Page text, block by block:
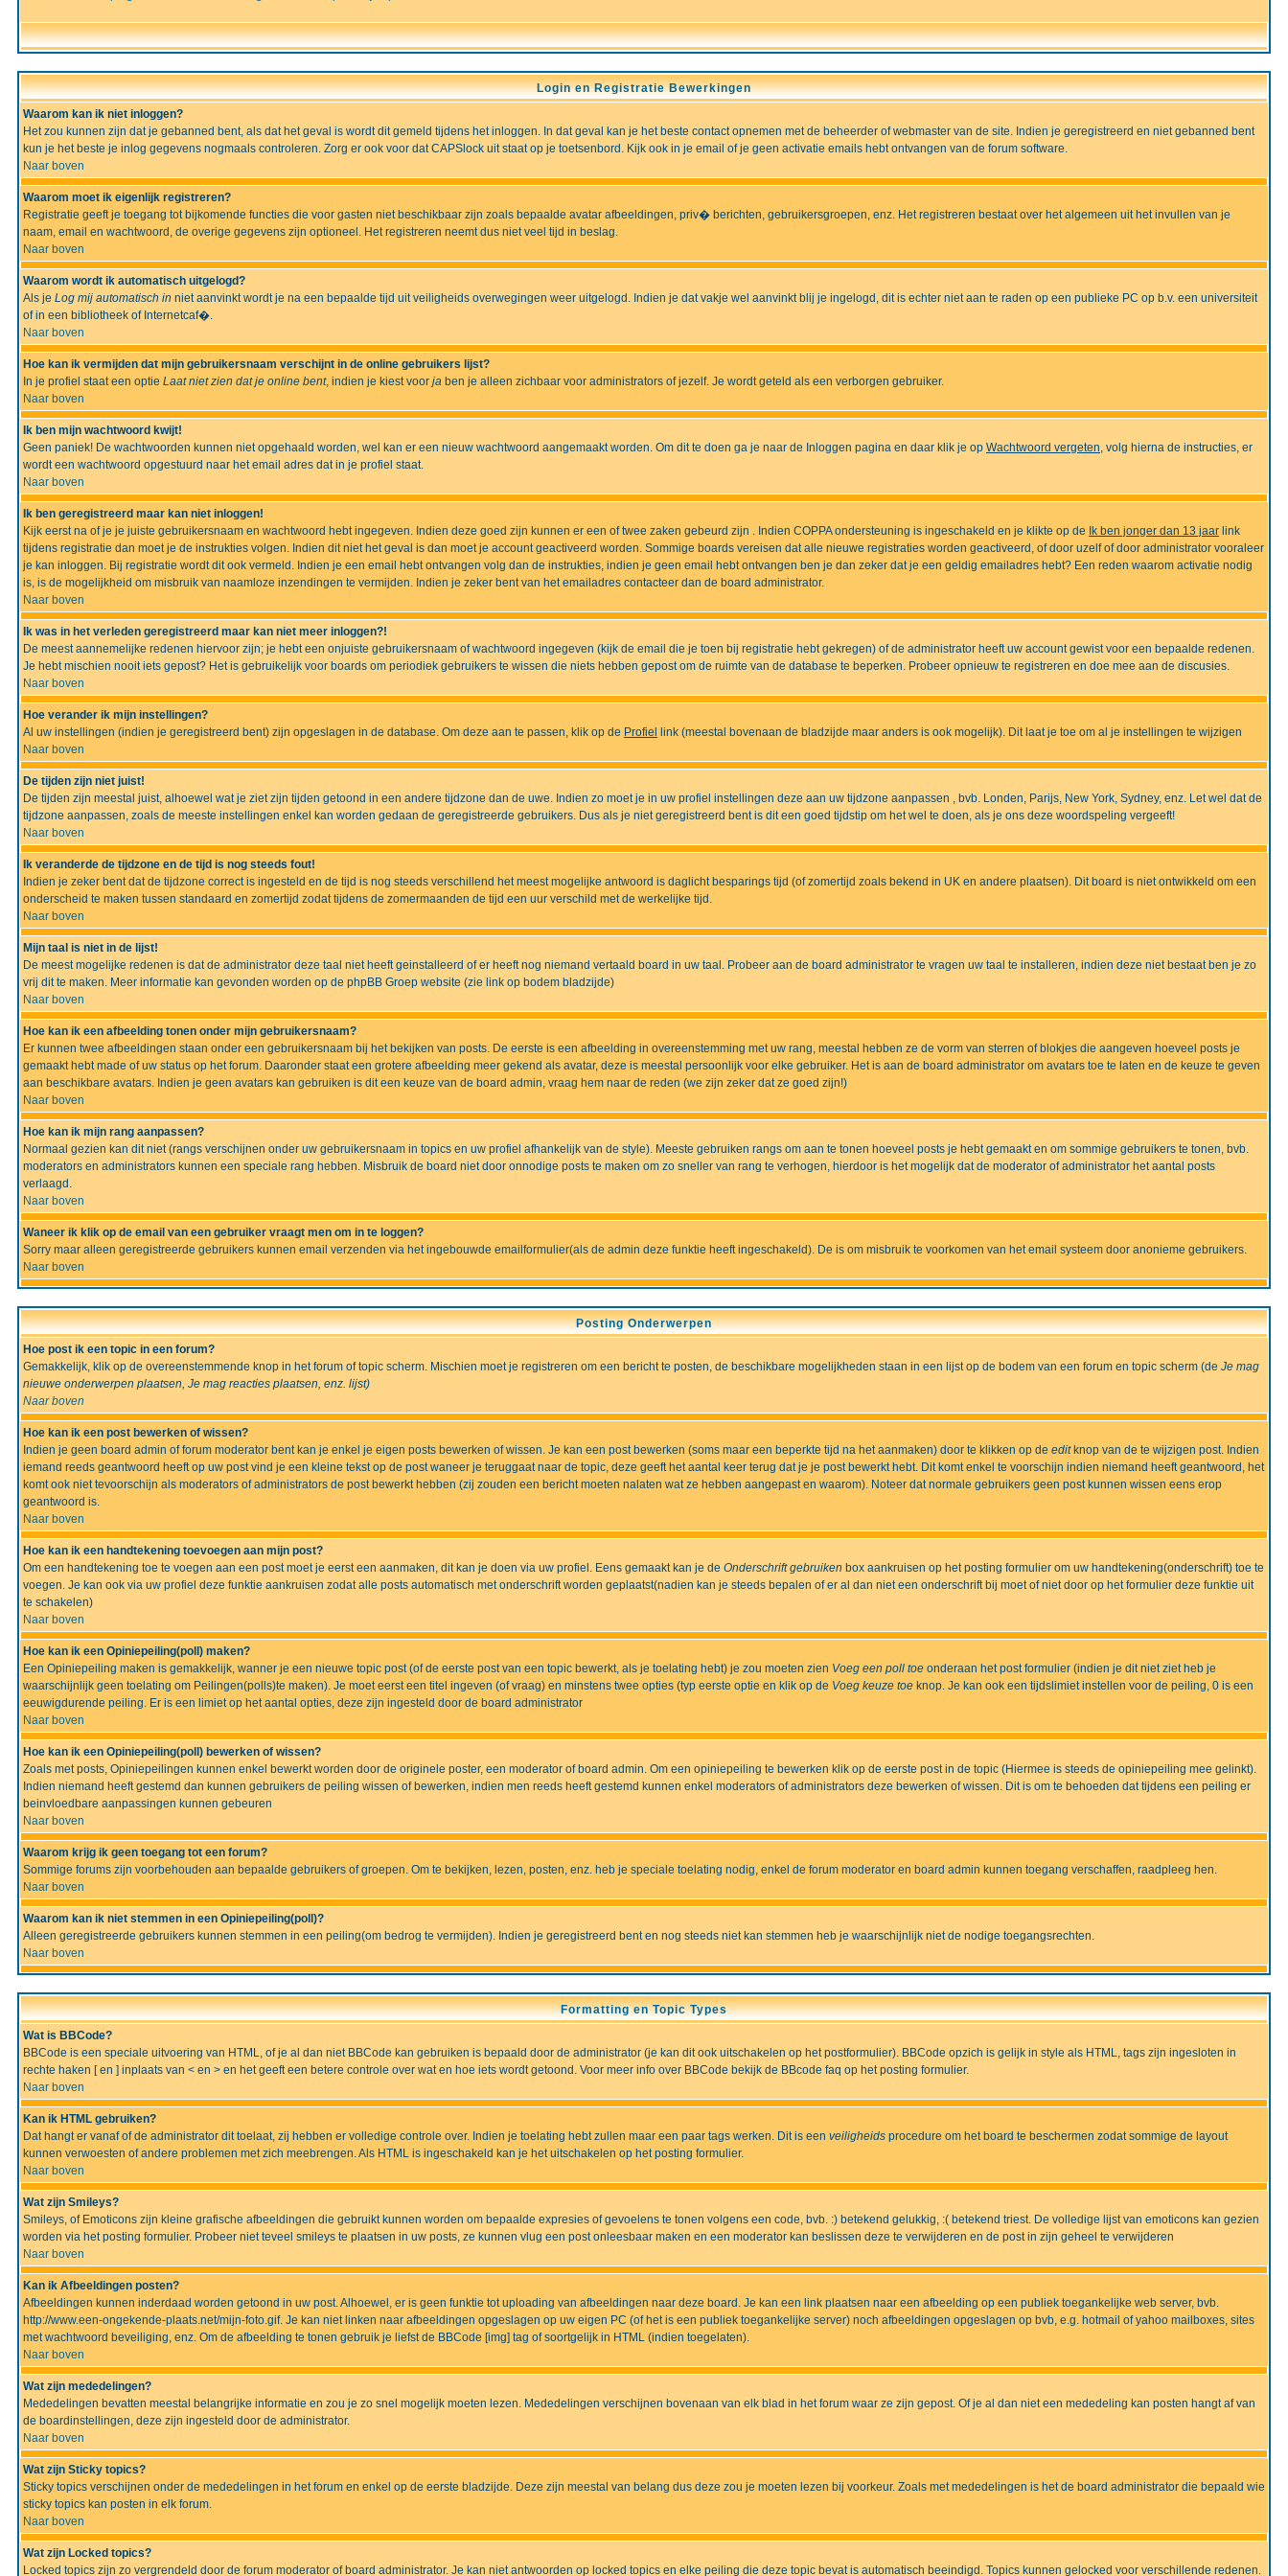
Login en Registratie Bewerkingen
Waarom kan ik niet inloggen?
Het zou kunnen zijn dat je gebanned bent, als dat het geval is wordt dit gemeld tijdens het inloggen. In dat geval kan je het beste contact opnemen met de beheerder of webmaster van de site. Indien je geregistreerd en niet gebanned bent
kun je het beste je inlog gegevens nogmaals controleren. Zorg er ook voor dat CAPSlock uit staat op je toetsenbord. Kijk ook in je email of je geen activatie emails hebt ontvangen van de forum software.
Naar boven
Waarom moet ik eigenlijk registreren?
Registratie geeft je toegang tot bijkomende functies die voor gasten niet beschikbaar zijn zoals bepaalde avatar afbeeldingen, priv� berichten, gebruikersgroepen, enz. Het registreren bestaat over het algemeen uit het invullen van je
naam, email en wachtwoord, de overige gegevens zijn optioneel. Het registreren neemt dus niet veel tijd in beslag.
Naar boven
Waarom wordt ik automatisch uitgelogd?
Als je Log mij automatisch in niet aanvinkt wordt je na een bepaalde tijd uit veiligheids overwegingen weer uitgelogd. Indien je dat vakje wel aanvinkt blij je ingelogd, dit is echter niet aan te raden op een publieke PC op b.v. een universiteit
of in een bibliotheek of Internetcaf�.
Naar boven
Hoe kan ik vermijden dat mijn gebruikersnaam verschijnt in de online gebruikers lijst?
In je profiel staat een optie Laat niet zien dat je online bent, indien je kiest voor ja ben je alleen zichbaar voor administrators of jezelf. Je wordt geteld als een verborgen gebruiker.
Naar boven
Ik ben mijn wachtwoord kwijt!
Geen paniek! De wachtwoorden kunnen niet opgehaald worden, wel kan er een nieuw wachtwoord aangemaakt worden. Om dit te doen ga je naar de Inloggen pagina en daar klik je op Wachtwoord vergeten, volg hierna de instructies, er
wordt een wachtwoord opgestuurd naar het email adres dat in je profiel staat.
Naar boven
Ik ben geregistreerd maar kan niet inloggen!
Kijk eerst na of je je juiste gebruikersnaam en wachtwoord hebt ingegeven. Indien deze goed zijn kunnen er een of twee zaken gebeurd zijn . Indien COPPA ondersteuning is ingeschakeld en je klikte op de Ik ben jonger dan 13 jaar link
tijdens registratie dan moet je de instrukties volgen. Indien dit niet het geval is dan moet je account geactiveerd worden. Sommige boards vereisen dat alle nieuwe registraties worden geactiveerd, of door uzelf of door administrator vooraleer
je kan inloggen. Bij registratie wordt dit ook vermeld. Indien je een email hebt ontvangen volg dan de instrukties, indien je geen email hebt ontvangen ben je dan zeker dat je een geldig emailadres hebt? Een reden waarom activatie nodig
is, is de mogelijkheid om misbruik van naamloze inzendingen te vermijden. Indien je zeker bent van het emailadres contacteer dan de board administrator.
Naar boven
Ik was in het verleden geregistreerd maar kan niet meer inloggen?!
De meest aannemelijke redenen hiervoor zijn; je hebt een onjuiste gebruikersnaam of wachtwoord ingegeven (kijk de email die je toen bij registratie hebt gekregen) of de administrator heeft uw account gewist voor een bepaalde redenen.
Je hebt mischien nooit iets gepost? Het is gebruikelijk voor boards om periodiek gebruikers te wissen die niets hebben gepost om de ruimte van de database te beperken. Probeer opnieuw te registreren en doe mee aan de discusies.
Naar boven
Hoe verander ik mijn instellingen?
Al uw instellingen (indien je geregistreerd bent) zijn opgeslagen in de database. Om deze aan te passen, klik op de Profiel
link (meestal bovenaan de bladzijde maar anders is ook mogelijk). Dit laat je toe om al je instellingen te wijzigen
Naar boven
De tijden zijn niet juist!
De tijden zijn meestal juist, alhoewel wat je ziet zijn tijden getoond in een andere tijdzone dan de uwe. Indien zo moet je in uw profiel instellingen deze aan uw tijdzone aanpassen , bvb. Londen, Parijs, New York, Sydney, enz. Let wel dat de
tijdzone aanpassen, zoals de meeste instellingen enkel kan worden gedaan de geregistreerde gebruikers. Dus als je niet geregistreerd bent is dit een goed tijdstip om het wel te doen, als je ons deze woordspeling vergeeft!
Naar boven
Ik veranderde de tijdzone en de tijd is nog steeds fout!
Indien je zeker bent dat de tijdzone correct is ingesteld en de tijd is nog steeds verschillend het meest mogelijke antwoord is daglicht besparings tijd (of zomertijd zoals bekend in UK en andere plaatsen). Dit board is niet ontwikkeld om een
onderscheid te maken tussen standaard en zomertijd zodat tijdens de zomermaanden de tijd een uur verschild met de werkelijke tijd.
Naar boven
Mijn taal is niet in de lijst!
De meest mogelijke redenen is dat de administrator deze taal niet heeft geinstalleerd of er heeft nog niemand vertaald board in uw taal. Probeer aan de board administrator te vragen uw taal te installeren, indien deze niet bestaat ben je zo
vrij dit te maken. Meer informatie kan gevonden worden op de phpBB Groep website (zie link op bodem bladzijde)
Naar boven
Hoe kan ik een afbeelding tonen onder mijn gebruikersnaam?
Er kunnen twee afbeeldingen staan onder een gebruikersnaam bij het bekijken van posts. De eerste is een afbeelding in overeenstemming met uw rang, meestal hebben ze de vorm van sterren of blokjes die aangeven hoeveel posts je
gemaakt hebt made of uw status op het forum. Daaronder staat een grotere afbeelding meer gekend als avatar, deze is meestal persoonlijk voor elke gebruiker. Het is aan de board administrator om avatars toe te laten en de keuze te geven
aan beschikbare avatars. Indien je geen avatars kan gebruiken is dit een keuze van de board admin, vraag hem naar de reden (we zijn zeker dat ze goed zijn!)
Naar boven
Hoe kan ik mijn rang aanpassen?
Normaal gezien kan dit niet (rangs verschijnen onder uw gebruikersnaam in topics en uw profiel afhankelijk van de style). Meeste gebruiken rangs om aan te tonen hoeveel posts je hebt gemaakt en om sommige gebruikers te tonen, bvb.
moderators en administrators kunnen een speciale rang hebben. Misbruik de board niet door onnodige posts te maken om zo sneller van rang te verhogen, hierdoor is het mogelijk dat de moderator of administrator het aantal posts
verlaagd.
Naar boven
Waneer ik klik op de email van een gebruiker vraagt men om in te loggen?
Sorry maar alleen geregistreerde gebruikers kunnen email verzenden via het ingebouwde emailformulier(als de admin deze funktie heeft ingeschakeld). De is om misbruik te voorkomen van het email systeem door anonieme gebruikers.
Naar boven
Posting Onderwerpen
Hoe post ik een topic in een forum?
Gemakkelijk, klik op de overeenstemmende knop in het forum of topic scherm. Mischien moet je registreren om een bericht te posten, de beschikbare mogelijkheden staan in een lijst op de bodem van een forum en topic scherm (de Je mag
nieuwe onderwerpen plaatsen, Je mag reacties plaatsen, enz. lijst)
Naar boven
Hoe kan ik een post bewerken of wissen?
Indien je geen board admin of forum moderator bent kan je enkel je eigen posts bewerken of wissen. Je kan een post bewerken (soms maar een beperkte tijd na het aanmaken) door te klikken op de editknop van de te wijzigen post. Indien
iemand reeds geantwoord heeft op uw post vind je een kleine tekst op de post waneer je teruggaat naar de topic, deze geeft het aantal keer terug dat je je post bewerkt hebt. Dit komt enkel te voorschijn indien niemand heeft geantwoord, het
komt ook niet tevoorschijn als moderators of administrators de post bewerkt hebben (zij zouden een bericht moeten nalaten wat ze hebben aangepast en waarom). Noteer dat normale gebruikers geen post kunnen wissen eens erop
geantwoord is.
Naar boven
Hoe kan ik een handtekening toevoegen aan mijn post?
Om een handtekening toe te voegen aan een post moet je eerst een aanmaken, dit kan je doen via uw profiel. Eens gemaakt kan je de Onderschrift gebruiken box aankruisen op het posting formulier om uw handtekening(onderschrift) toe te
voegen. Je kan ook via uw profiel deze funktie aankruisen zodat alle posts automatisch met onderschrift worden geplaatst(nadien kan je steeds bepalen of er al dan niet een onderschrift bij moet of niet door op het formulier deze funktie uit
te schakelen)
Naar boven
Hoe kan ik een Opiniepeiling(poll) maken?
Een Opiniepeiling maken is gemakkelijk, wanner je een nieuwe topic post (of de eerste post van een topic bewerkt, als je toelating hebt) je zou moeten zien Voeg een poll toe onderaan het post formulier (indien je dit niet ziet heb je
waarschijnlijk geen toelating om Peilingen(polls)te maken). Je moet eerst een titel ingeven (of vraag) en minstens twee opties (typ eerste optie en klik op de Voeg keuze toe knop. Je kan ook een tijdslimiet instellen voor de peiling, 0 is een
eeuwigdurende peiling. Er is een limiet op het aantal opties, deze zijn ingesteld door de board administrator
Naar boven
Hoe kan ik een Opiniepeiling(poll) bewerken of wissen?
Zoals met posts, Opiniepeilingen kunnen enkel bewerkt worden door de originele poster, een moderator of board admin. Om een opiniepeiling te bewerken klik op de eerste post in de topic (Hiermee is steeds de opiniepeiling mee gelinkt).
Indien niemand heeft gestemd dan kunnen gebruikers de peiling wissen of bewerken, indien men reeds heeft gestemd kunnen enkel moderators of administrators deze bewerken of wissen. Dit is om te behoeden dat tijdens een peiling er
beinvloedbare aanpassingen kunnen gebeuren
Naar boven
Waarom krijg ik geen toegang tot een forum?
Sommige forums zijn voorbehouden aan bepaalde gebruikers of groepen. Om te bekijken, lezen, posten, enz. heb je speciale toelating nodig, enkel de forum moderator en board admin kunnen toegang verschaffen, raadpleeg hen.
Naar boven
Waarom kan ik niet stemmen in een Opiniepeiling(poll)?
Alleen geregistreerde gebruikers kunnen stemmen in een peiling(om bedrog te vermijden). Indien je geregistreerd bent en nog steeds niet kan stemmen heb je waarschijnlijk niet de nodige toegangsrechten.
Naar boven
Formatting en Topic Types
Wat is BBCode?
BBCode is een speciale uitvoering van HTML, of je al dan niet BBCode kan gebruiken is bepaald door de administrator (je kan dit ook uitschakelen op het postformulier). BBCode opzich is gelijk in style als HTML, tags zijn ingesloten in
rechte haken [ en ] inplaats van < en > en het geeft een betere controle over wat en hoe iets wordt getoond. Voor meer info over BBCode bekijk de BBcode faq op het posting formulier.
Naar boven
Kan ik HTML gebruiken?
Dat hangt er vanaf of de administrator dit toelaat, zij hebben er volledige controle over. Indien je toelating hebt zullen maar een paar tags werken. Dit is een veiligheids procedure om het board te beschermen zodat sommige de layout
kunnen verwoesten of andere problemen met zich meebrengen. Als HTML is ingeschakeld kan je het uitschakelen op het posting formulier.
Naar boven
Wat zijn Smileys?
Smileys, of Emoticons zijn kleine grafische afbeeldingen die gebruikt kunnen worden om bepaalde expresies of gevoelens te tonen volgens een code, bvb. :) betekend gelukkig, :( betekend triest. De volledige lijst van emoticons kan gezien
worden via het posting formulier. Probeer niet teveel smileys te plaatsen in uw posts, ze kunnen vlug een post onleesbaar maken en een moderator kan beslissen deze te verwijderen en de post in zijn geheel te verwijderen
Naar boven
Kan ik Afbeeldingen posten?
Afbeeldingen kunnen inderdaad worden getoond in uw post. Alhoewel, er is geen funktie tot uploading van afbeeldingen naar deze board. Je kan een link plaatsen naar een afbeelding op een publiek toegankelijke web server, bvb.
http://www.een-ongekende-plaats.net/mijn-foto.gif. Je kan niet linken naar afbeeldingen opgeslagen op uw eigen PC (of het is een publiek toegankelijke server) noch afbeeldingen opgeslagen op bvb, e.g. hotmail of yahoo mailboxes, sites
met wachtwoord beveiliging, enz. Om de afbeelding te tonen gebruik je liefst de BBCode [img] tag of soortgelijk in HTML (indien toegelaten).
Naar boven
Wat zijn mededelingen?
Mededelingen bevatten meestal belangrijke informatie en zou je zo snel mogelijk moeten lezen. Mededelingen verschijnen bovenaan van elk blad in het forum waar ze zijn gepost. Of je al dan niet een mededeling kan posten hangt af van
de boardinstellingen, deze zijn ingesteld door de administrator.
Naar boven
Wat zijn Sticky topics?
Sticky topics verschijnen onder de mededelingen in het forum en enkel op de eerste bladzijde. Deze zijn meestal van belang dus deze zou je moeten lezen bij voorkeur. Zoals met mededelingen is het de board administrator die bepaald wie
sticky topics kan posten in elk forum.
Naar boven
Wat zijn Locked topics?
Locked topics zijn zo vergrendeld door de forum moderator of board administrator. Je kan niet antwoorden op locked topics en elke peiling die deze topic bevat is automatisch beeindigd. Topics kunnen gelocked voor verschillende redenen.